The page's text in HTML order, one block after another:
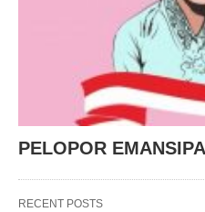
PELOPOR
RECENT POSTS